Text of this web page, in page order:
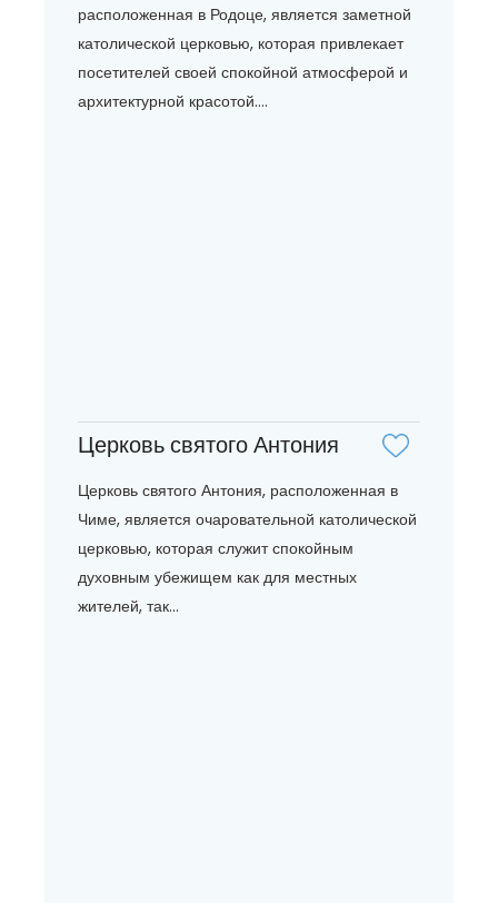
расположенная в Родоце, является заметной
католической церковью, которая привлекает
посетителей своей спокойной атмосферой и
архитектурной красотой....
Церковь святого Антония
Церковь святого Антония, расположенная в
Чиме, является очаровательной католической
церковью, которая служит спокойным
духовным убежищем как для местных
жителей, так...